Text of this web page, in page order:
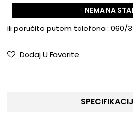
NEMA NA
ili poručite putem telefona : 060/
Dodaj U Favorite